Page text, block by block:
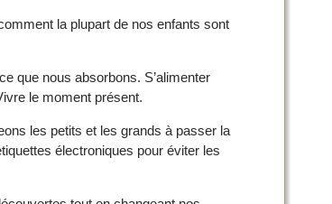
la plupart de nos enfants sont
que nous absorbons. S’alimenter
le moment présent.
les petits et les grands à passer la
électroniques pour éviter les